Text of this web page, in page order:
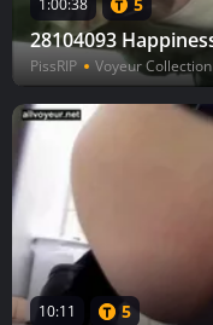
PissRIP Voyeur Collection
10:11 5